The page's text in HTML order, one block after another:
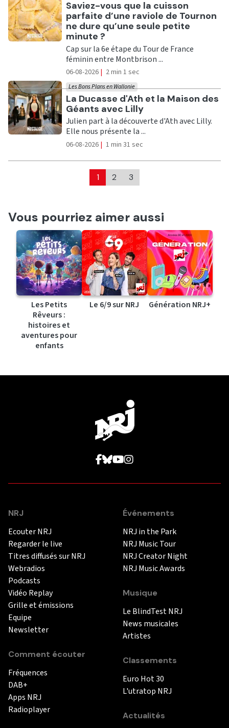
Ecouter
Saviez-vous que la cuisson
parfaite d’une raviole de Tournon
ne dure qu’une seule petite
minute ?
Cap sur la 6e étape du Tour de France
féminin entre Montbrison ...
06-08-2026 | 2 min 1 sec
Ecouter
La Ducasse d'Ath et la Maison des
Géants avec Lilly
Les Bons Plans en Wallonie
Julien part à la découverte d'Ath avec Lilly.
Elle nous présente la ...
06-08-2026 | 1 min 31 sec
1 2 3
Vous pourriez aimer aussi
Les Petits
Rêveurs :
histoires et
aventures pour
enfants
Le 6/9 sur NRJ Génération NRJ+
NRJ
Ecouter NRJ
Regarder le live
Titres diffusés sur NRJ
Webradios
Podcasts
Vidéo Replay
Grille et émissions
Equipe
Newsletter
Comment écouter
Fréquences
DAB+
Apps NRJ
Radioplayer
Événements
NRJ in the Park
NRJ Music Tour
NRJ Creator Night
NRJ Music Awards
Musique
Le BlindTest NRJ
News musicales
Artistes
Classements
Euro Hot 30
L'utratop NRJ
Actualités